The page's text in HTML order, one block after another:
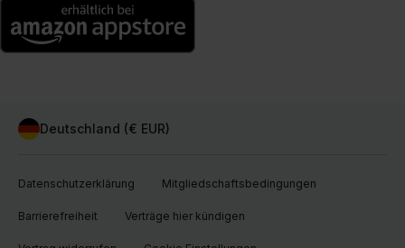
Deutschland (€ EUR)
Datenschutzerklärung Mitgliedschaftsbedingungen
Barrierefreiheit Verträge hier kündigen